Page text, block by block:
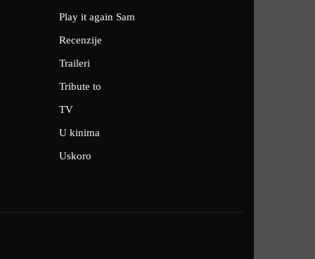
Play it again Sam
Recenzije
Traileri
Tribute to
TV
U kinima
Uskoro